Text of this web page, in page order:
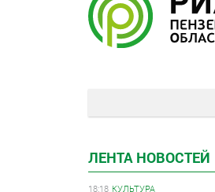
ЛЕНТА НОВОСТЕЙ
18:18 КУЛЬТУРА